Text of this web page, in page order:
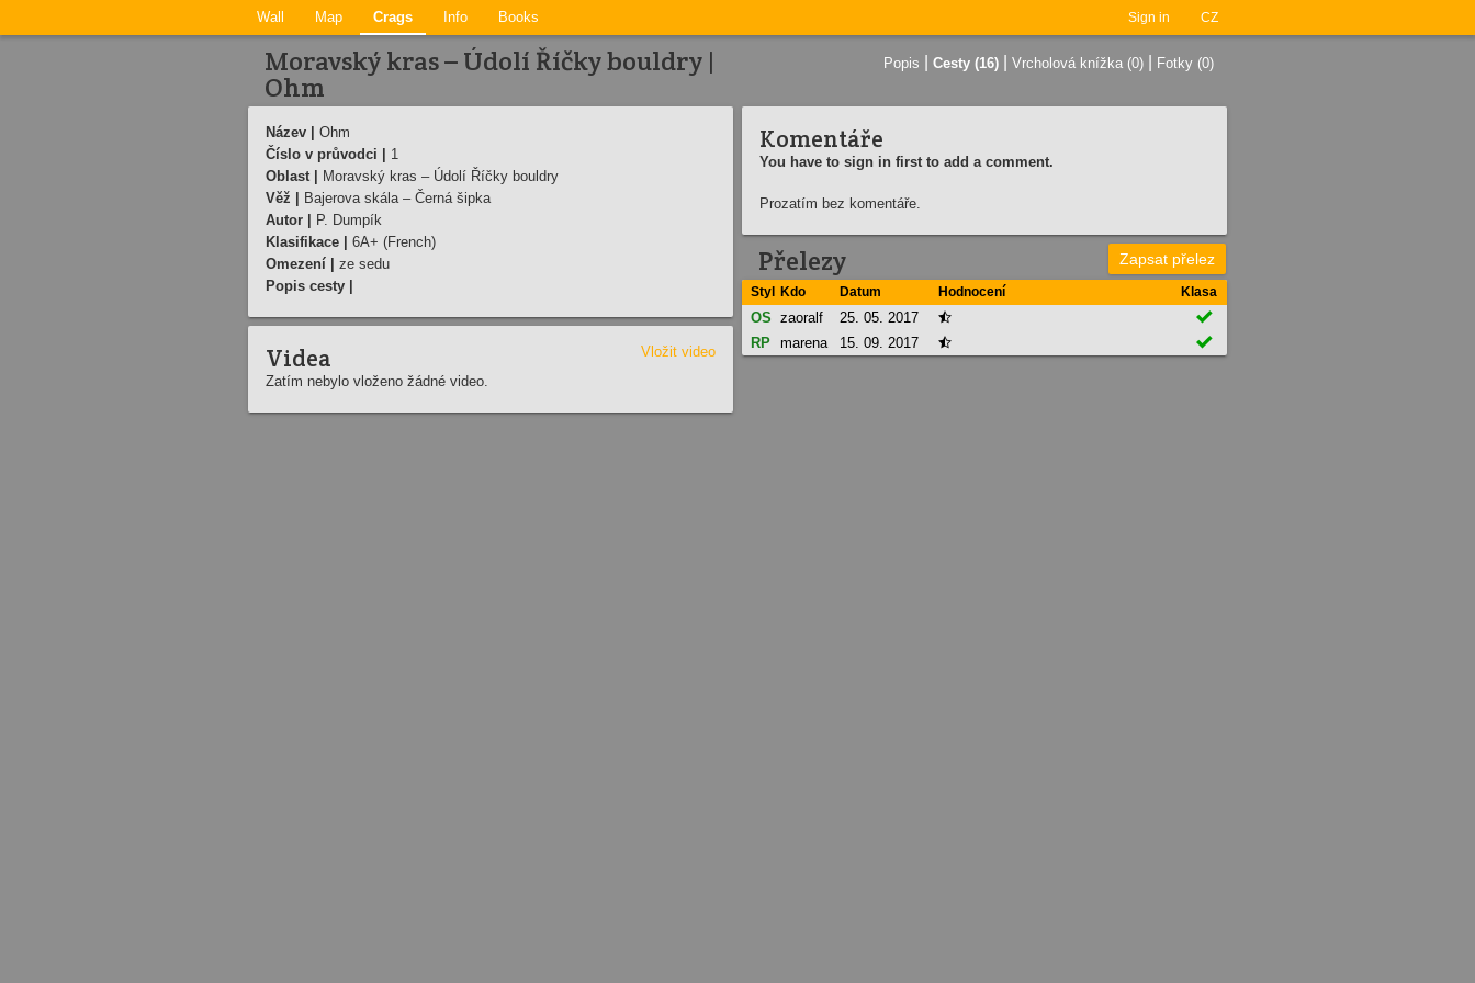
Sign in CZ
Wall Map Crags Info Books
Moravský kras – Údolí Říčky bouldry |
Ohm
Popis Cesty (16) Vrcholová knížka (0) Fotky (0)
Název |
Ohm
Číslo v průvodci |
1
Oblast |
Moravský kras – Údolí Říčky bouldry
Věž |
Bajerova skála – Černá šipka
Autor |
P. Dumpík
Klasifikace |
6A+ (French)
Omezení |
ze sedu
Popis cesty |
Videa
Vložit video
Zatím nebylo vloženo žádné video.
Komentáře
You have to sign in first to add a comment.
Prozatím bez komentáře.
Přelezy Zapsat přelez
Styl Kdo Datum Hodnocení Klasa
OS zaoralf 25. 05. 2017 

RP marena 15. 09. 2017  